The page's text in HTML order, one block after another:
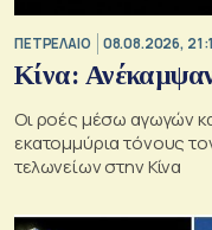
ΠΕΤΡΕΛΑΙΟ 08.08.2026,
Κίνα: Ανέκαμψαν
Οι ροές μέσω αγωγών
εκατομμύρια τόνους
τελωνείων στην Κίνα